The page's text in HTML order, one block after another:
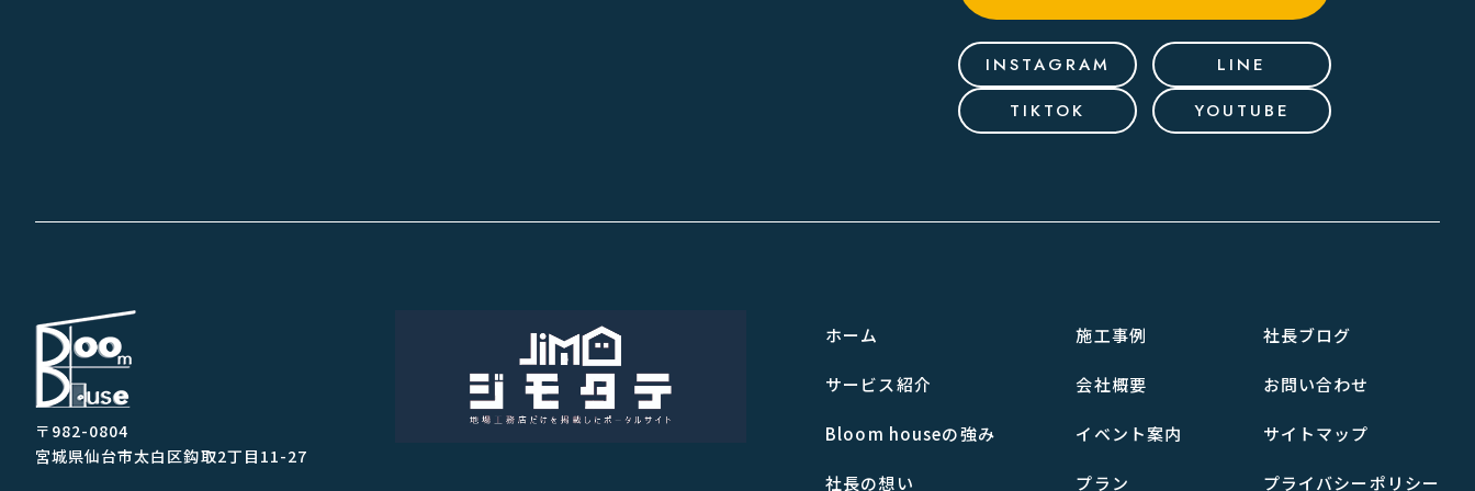
INSTAGRAM
LINE
TIKTOK
YOUTUBE
〒982-0804
宮城県仙台市太白区鈎取2丁目11-27
ホーム
サービス紹介
Bloom houseの強み
社長の想い
施工事例
会社概要
イベント案内
プラン
社長ブログ
お問い合わせ
サイトマップ
プライバシーポリシー